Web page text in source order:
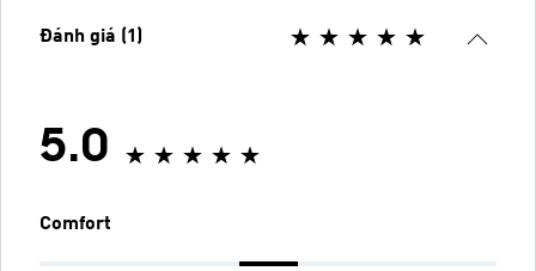
Đánh giá (1)
5.0
Comfort